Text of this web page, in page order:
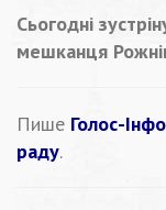
Сьогодні
мешканця
Пише Голос-Інфо
раду.